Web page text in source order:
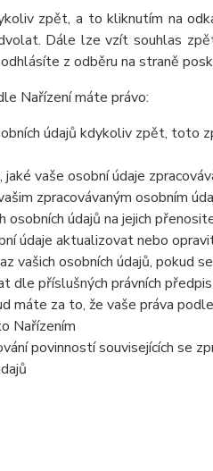
zpět, a to kliknutím na
Dále lze vzít souhlas
z odběru na straně
Nařízení máte právo:
údajů kdykoliv zpět, toto
vaše osobní údaje
zpracovávaným osobním
osobních údajů na jejich
údaje aktualizovat nebo
vašich osobních údajů, pokud
dle příslušných právních
máte za to, že vaše práva
Nařízením
povinností souvisejících se